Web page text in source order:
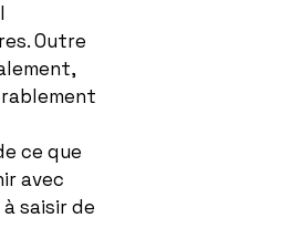
Outre
ce que
avec
saisir de